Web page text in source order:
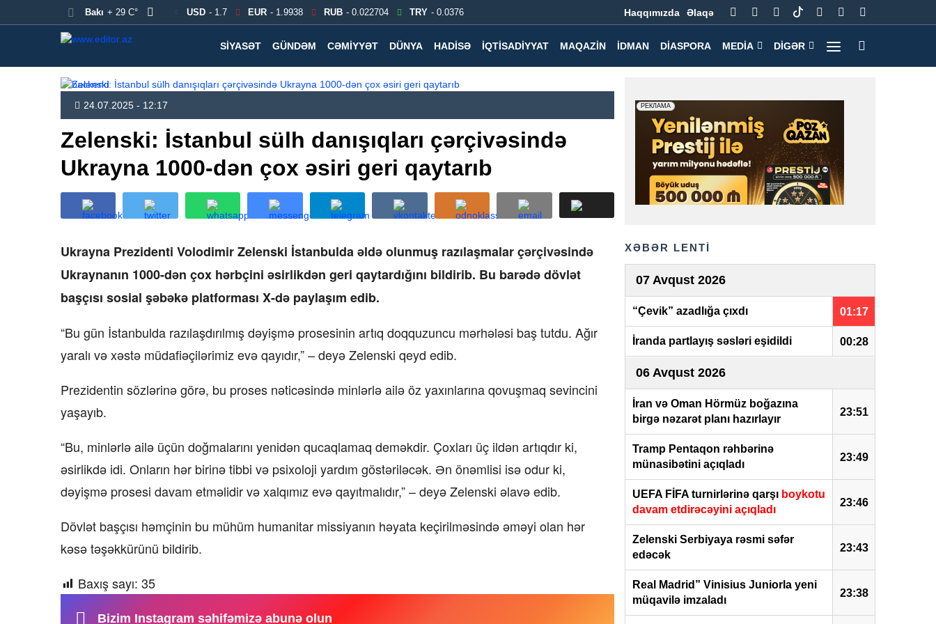
Bakı + 29 C° USD - 1.7 EUR - 1.9938 RUB - 0.022704 TRY - 0.0376 Haqqımızda Əlaqə
SIYASƏT GÜNDƏM CƏMIYYƏT DÜNYA HADISƏ İQTISADIYYAT MAQAZIN İDMAN DIASPORA MEDIA DIGƏR
24.07.2025 - 12:17
Zelenski: İstanbul sülh danışıqları çərçivəsində
Ukrayna 1000-dən çox əsiri geri qaytarıb
Ukrayna Prezidenti Volodimir Zelenski İstanbulda əldə olunmuş razılaşmalar çərçivəsində
Ukraynanın 1000-dən çox hərbçini əsirlikdən geri qaytardığını bildirib. Bu barədə dövlət
başçısı sosial şəbəkə platforması X-də paylaşım edib.
“Bu gün İstanbulda razılaşdırılmış dəyişmə prosesinin artıq doqquzuncu mərhələsi baş tutdu. Ağır
yaralı və xəstə müdafiəçilərimiz evə qayıdır,” – deyə Zelenski qeyd edib.
Prezidentin sözlərinə görə, bu proses nəticəsində minlərlə ailə öz yaxınlarına qovuşmaq sevincini
yaşayıb.
“Bu, minlərlə ailə üçün doğmalarını yenidən qucaqlamaq deməkdir. Çoxları üç ildən artıqdır ki,
əsirlikdə idi. Onların hər birinə tibbi və psixoloji yardım göstəriləcək. Ən önəmlisi isə odur ki,
dəyişmə prosesi davam etməlidir və xalqımız evə qayıtmalıdır,” – deyə Zelenski əlavə edib.
Dövlət başçısı həmçinin bu mühüm humanitar missiyanın həyata keçirilməsində əməyi olan hər
kəsə təşəkkürünü bildirib.
Baxış sayı: 35
Bizim Instagram səhifəmizə abunə olun
XƏBƏR LENTİ
07 Avqust 2026
01:17
“Çevik” azadlığa çıxdı
00:28
İranda partlayış səsləri eşidildi
06 Avqust 2026
23:51
İran və Oman Hörmüz boğazına
birgə nəzarət planı hazırlayır
23:49
Tramp Pentaqon rəhbərinə
münasibətini açıqladı
23:46
UEFA FİFA turnirlərinə qarşı boykotu
davam etdirəcəyini açıqladı
23:43
Zelenski Serbiyaya rəsmi səfər
edəcək
23:38
Real Madrid” Vinisius Juniorla yeni
müqavilə imzaladı